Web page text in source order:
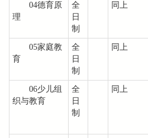
04德育原
理
全
日
制
同上
05家庭教
育
全
日
制
同上
06少儿组
织与教育
全
日
制
同上